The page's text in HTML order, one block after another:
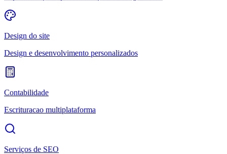
Design do site
Design e desenvolvimento personalizados
Contabilidade
Escrituracao multiplataforma
Serviços de SEO